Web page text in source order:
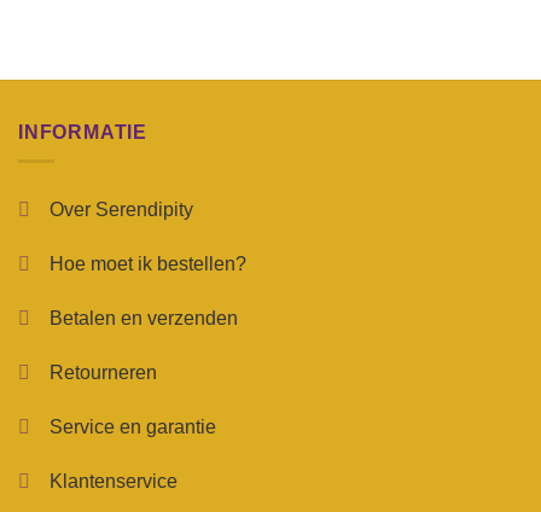
INFORMATIE
Over Serendipity
Hoe moet ik bestellen?
Betalen en verzenden
Retourneren
Service en garantie
Klantenservice